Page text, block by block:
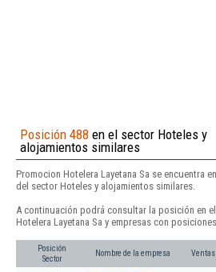
Posición 488 en el sector Hoteles y
alojamientos similares
Promocion Hotelera Layetana Sa se encuentra
del sector Hoteles y alojamientos similares.
A continuación podrá consultar la posición en
Hotelera Layetana Sa y empresas con
Posición
Sector
Nombre de la empresa